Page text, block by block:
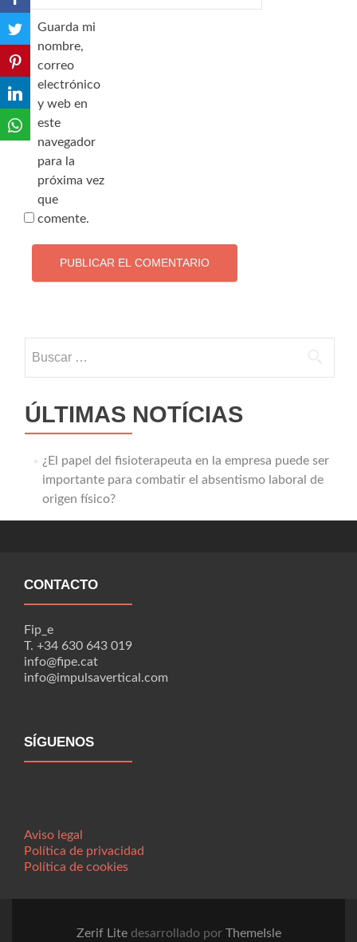
Guarda mi
nombre,
correo
electrónico
y web en
este
navegador
para la
próxima vez
que
comente.
ÚLTIMAS NOTÍCIAS
¿El papel del fisioterapeuta en la empresa puede ser
importante para combatir el absentismo laboral de
origen físico?
CONTACTO
Fip_e
T. +34 630 643 019
info@fipe.cat
info@impulsavertical.com
SÍGUENOS
Aviso legal
Política de privacidad
Política de cookies
Zerif Lite desarrollado por ThemeIsle